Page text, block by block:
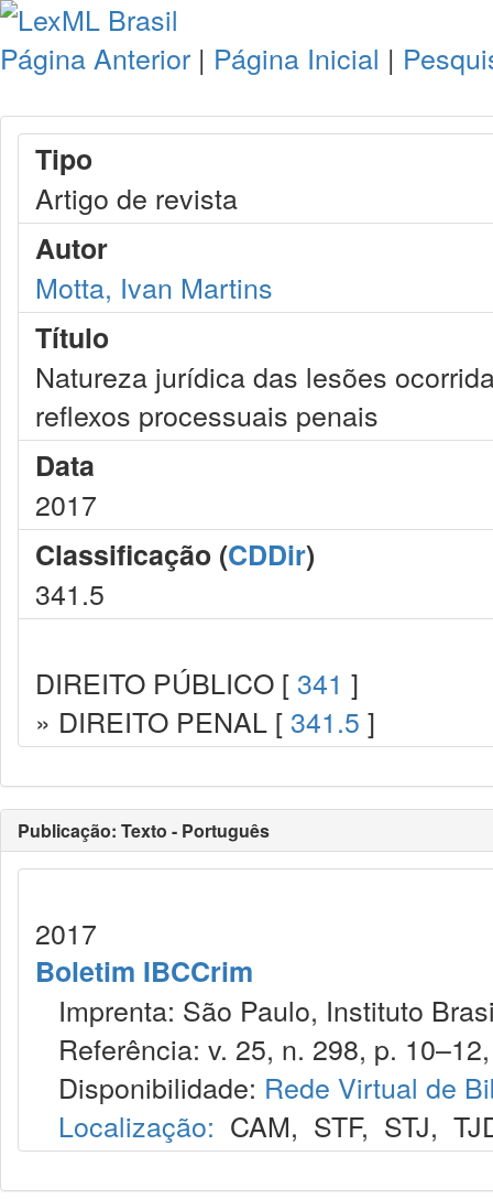
Página Anterior | Página Inicial |
Tipo
Artigo de revista
Autor
Motta, Ivan Martins
Título
Natureza jurídica das lesões
reflexos processuais penais
Data
2017
Classificação (CDDir)
341.5
DIREITO PÚBLICO [ 341 ]
» DIREITO PENAL [ 341.5 ]
Publicação: Texto - Português
2017
Boletim IBCCrim
Imprenta: São Paulo, Instituto
Referência: v. 25, n. 298, p.
Disponibilidade: Rede Virtual de
Localização: CAM, STF, STJ,